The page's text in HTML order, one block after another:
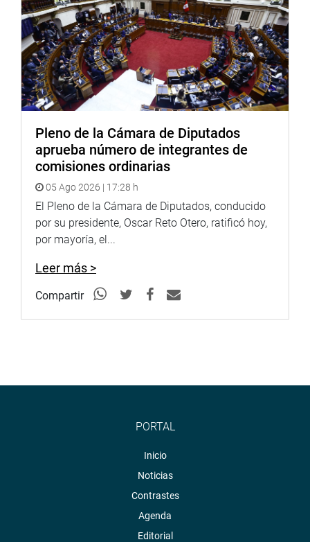
Pleno de la Cámara de Diputados
aprueba número de integrantes de
comisiones ordinarias
05 Ago 2026 | 17:28 h
El Pleno de la Cámara de Diputados, conducido
por su presidente, Oscar Reto Otero, ratificó hoy,
por mayoría, el...
Leer más >
Compartir
PORTAL
Inicio
Noticias
Contrastes
Agenda
Editorial